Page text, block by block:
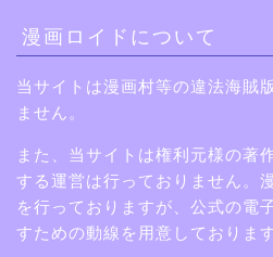
漫画ロイドについて
当サイトは漫画村等の違法海賊
ません。
また、当サイトは権利元様の著
する運営は行っておりません。
を行っておりますが、公式の電
すための動線を用意しております